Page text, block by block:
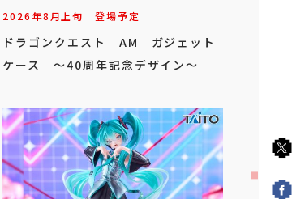
2026年8月上旬 登場予定
ドラゴンクエスト AM ガジェット
ケース ～40周年記念デザイン～